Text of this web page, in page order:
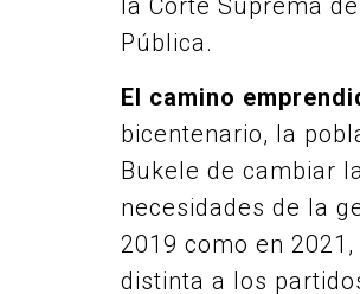
la Corte Suprema
Pública.
El camino
bicentenario, la
Bukele de cambiar
necesidades de la
2019 como en
distinta a los